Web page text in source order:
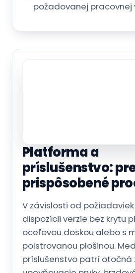
požadovanej pracovnej
V závislosti od
dispozícii verzie bez krytu
oceľovou doskou alebo s
polstrovanou plošinou.
upevňovacie prvky, brzdové
bezpečnostné pásy a
✓Varianty:Povrch
produkt/aplikáciu.